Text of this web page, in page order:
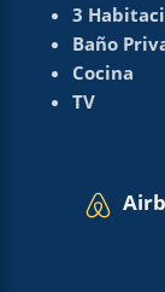
3
Baño
Cocina
TV